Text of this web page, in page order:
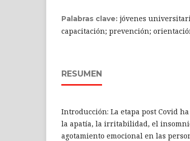
Palabras clave: jóvenes
capacitación; prevención;
RESUMEN
Introducción: La etapa post Covid
la apatía, la irritabilidad, el
agotamiento emocional en las